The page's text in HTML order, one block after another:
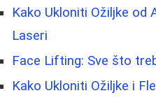
Kako Ukloniti Ožiljke od
Laseri
Face Lifting: Sve što
Kako Ukloniti Ožiljke i